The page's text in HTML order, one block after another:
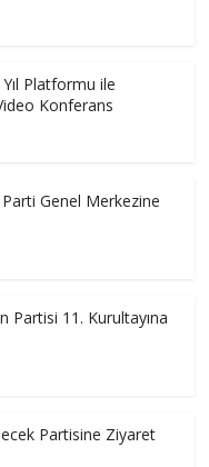
Platformu ile
Konferans
Parti Genel Merkezine
Partisi 11. Kurultayına
Partisine Ziyaret